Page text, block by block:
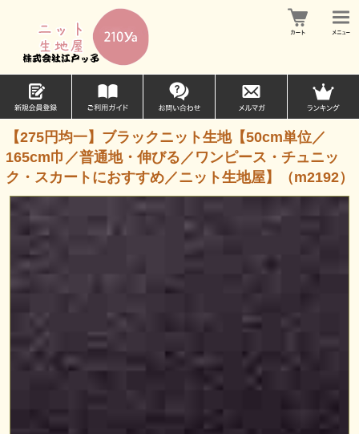
【275円均一】ブラックニット生地【50cm単位／
165cm巾／普通地・伸びる／ワンピース・チュニッ
ク・スカートにおすすめ／ニット生地屋】（m2192）